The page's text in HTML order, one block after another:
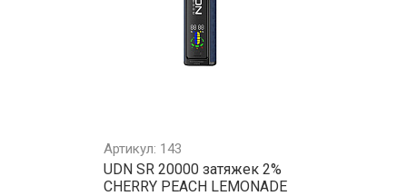
Артикул: 143
UDN SR 20000 затяжек 2%
CHERRY PEACH LEMONADE